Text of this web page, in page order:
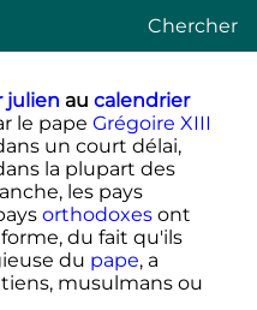
Chercher
julien au calendrier
le pape Grégoire XIII
un court délai,
la plupart des
les pays
orthodoxesont
du fait qu'ils
du pape, a
musulmans ou